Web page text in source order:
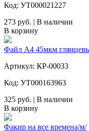
Код: УТ000021227
273 руб. | В наличии
В корзину
Файл А4 45мкм
Артикул: КР-00033
Код: УТ000163963
325 руб. | В наличии
В корзину
Факир на все времена/м/